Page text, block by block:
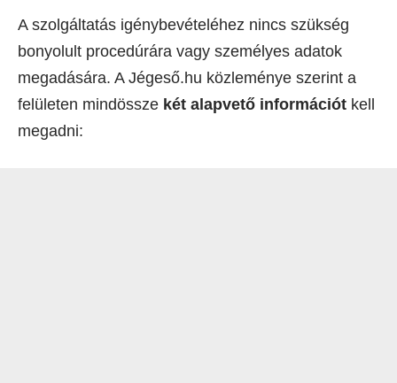
A szolgáltatás igénybevételéhez nincs szükség
bonyolult procedúrára vagy személyes adatok
megadására. A Jégeső.hu közleménye szerint a
felületen mindössze két alapvető információt kell
megadni: